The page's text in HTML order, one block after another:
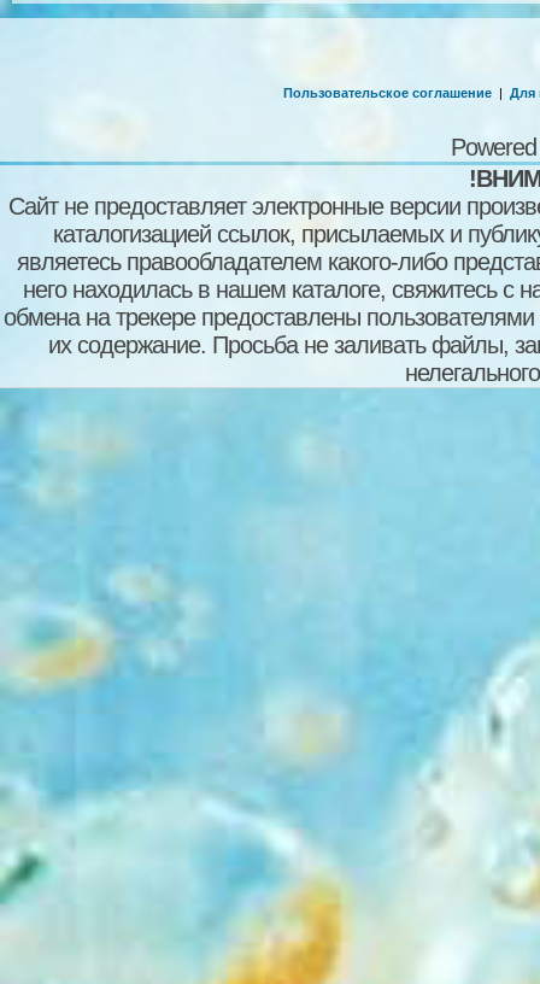
Пользовательское соглашение | Для
Сайт не предоставляет электронные версии
каталогизацией ссылок, присылаемых и
являетесь правообладателем какого-либо
него находилась в нашем каталоге, свяжитесь
обмена на трекере предоставлены пользователями
их содержание. Просьба не заливать файлы,